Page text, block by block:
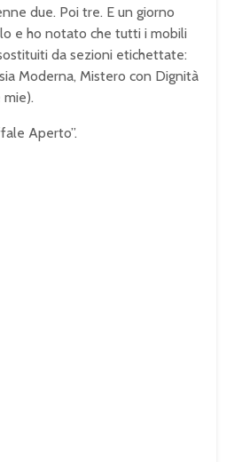
due. Poi tre. E un giorno
e ho notato che tutti i mobili
da sezioni etichettate:
Moderna, Mistero con Dignità
Aperto”.